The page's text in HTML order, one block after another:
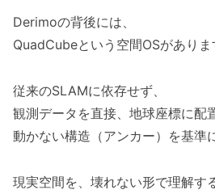
Derimoの背後には、
QuadCubeという空間OSがありま
従来のSLAMに依存せず、
観測データを直接、地球座標に配
動かない構造（アンカー）を基準
現実空間を、壊れない形で理解す